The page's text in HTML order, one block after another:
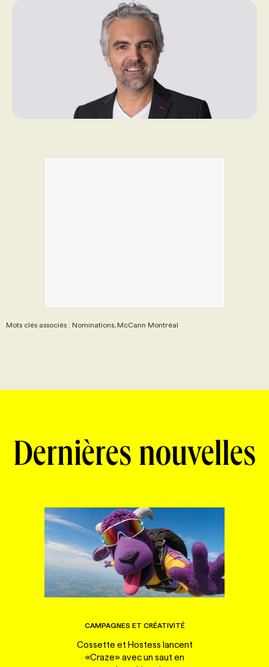
Mots clés associés : Nominations, McCann Montréal
Dernières nouvelles
CAMPAGNES ET CRÉATIVITÉ
Cossette et Hostess lancent
«Craze» avec un saut en